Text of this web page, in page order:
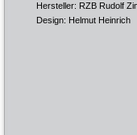
Hersteller: RZB Rudolf
Design: Helmut Heinrich